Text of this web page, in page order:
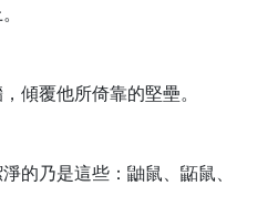
傾覆他所倚靠的堅壘。
的乃是這些：鼬鼠、鼫鼠、